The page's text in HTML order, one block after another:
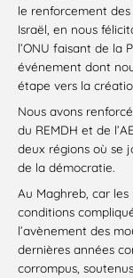
le renforcement
Israël, en nous
l’ONU faisant de la
événement dont
étape vers la
Nous avons
du REMDH et de
deux régions où se
de la démocratie.
Au Maghreb, car
conditions
l’avènement des
dernières années
corrompus,